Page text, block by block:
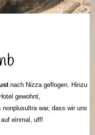
nach Nizza geflogen. Hinzu
gewohnt,
war, dass wir uns
einmal, uff!